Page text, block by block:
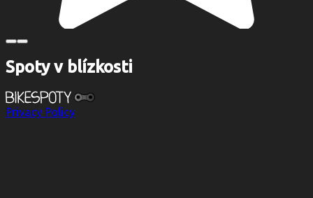
Spoty v blízkosti
Privacy Policy